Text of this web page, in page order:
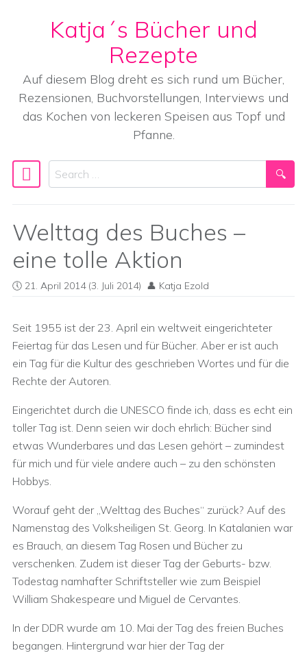
Skip to content
Katja´s Bücher und
Rezepte
Auf diesem Blog dreht es sich rund um Bücher,
Rezensionen, Buchvorstellungen, Interviews und
das Kochen von leckeren Speisen aus Topf und
Pfanne.
Main Navigation
Search
Welttag des Buches –
eine tolle Aktion
21. April 2014(3. Juli 2014) Katja Ezold
Seit 1955 ist der 23. April ein weltweit eingerichteter
Feiertag für das Lesen und für Bücher. Aber er ist auch
ein Tag für die Kultur des geschrieben Wortes und für die
Rechte der Autoren.
Eingerichtet durch die UNESCO finde ich, dass es echt ein
toller Tag ist. Denn seien wir doch ehrlich: Bücher sind
etwas Wunderbares und das Lesen gehört – zumindest
für mich und für viele andere auch – zu den schönsten
Hobbys.
Worauf geht der „Welttag des Buches“ zurück? Auf des
Namenstag des Volksheiligen St. Georg. In Katalanien war
es Brauch, an diesem Tag Rosen und Bücher zu
verschenken. Zudem ist dieser Tag der Geburts- bzw.
Todestag namhafter Schriftsteller wie zum Beispiel
William Shakespeare und Miguel de Cervantes.
In der DDR wurde am 10. Mai der Tag des freien Buches
begangen. Hintergrund war hier der Tag der